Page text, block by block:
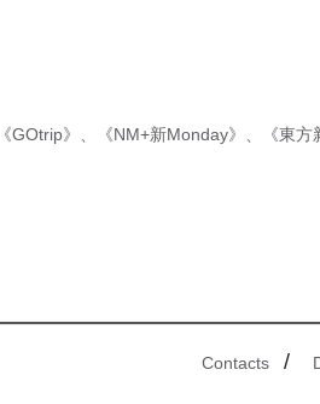
《GOtrip》 《NM+新Monday》 《東方
Contacts /